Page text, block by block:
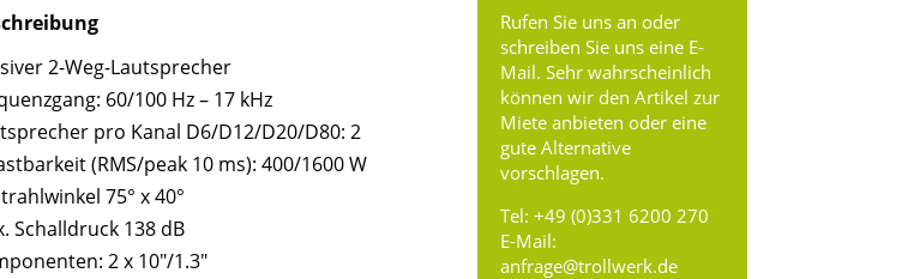
2-Weg-Lautsprecher
60/100 Hz – 17 kHz
pro Kanal D6/D12/D20/D80: 2
(RMS/peak 10 ms): 400/1600 W
75° x 40°
Schalldruck 138 dB
2 x 10″/1.3″
Rufen Sie uns an oder
schreiben Sie uns eine E-
Mail. Sehr wahrscheinlich
können wir den Artikel zur
Miete anbieten oder eine
gute Alternative
vorschlagen.
Tel:+49 (0)331 6200 270
E-Mail:
anfrage@trollwerk.de